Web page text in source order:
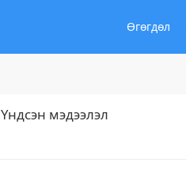
Өгөгдөл
Үндсэн мэдээлэл